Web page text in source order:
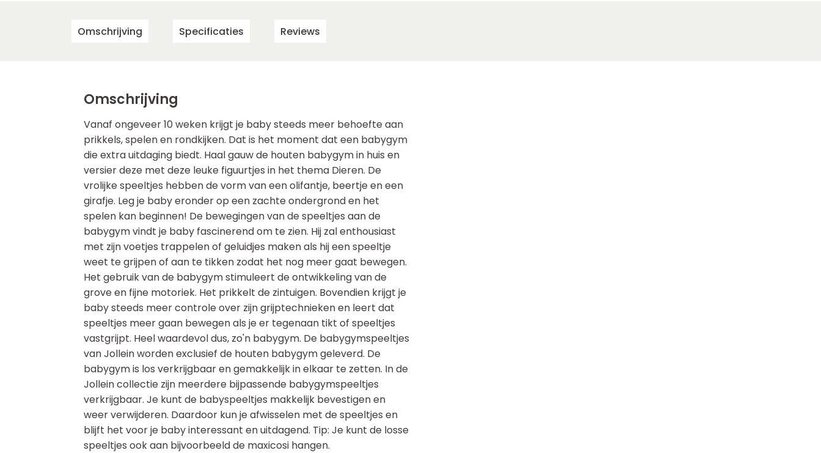
Omschrijving Specificaties Reviews
Omschrijving
Vanaf ongeveer 10 weken krijgt je baby steeds meer behoefte aan
prikkels, spelen en rondkijken. Dat is het moment dat een babygym
die extra uitdaging biedt. Haal gauw de houten babygym in huis en
versier deze met deze leuke figuurtjes in het thema Dieren. De
vrolijke speeltjes hebben de vorm van een olifantje, beertje en een
girafje. Leg je baby eronder op een zachte ondergrond en het
spelen kan beginnen! De bewegingen van de speeltjes aan de
babygym vindt je baby fascinerend om te zien. Hij zal enthousiast
met zijn voetjes trappelen of geluidjes maken als hij een speeltje
weet te grijpen of aan te tikken zodat het nog meer gaat bewegen.
Het gebruik van de babygym stimuleert de ontwikkeling van de
grove en fijne motoriek. Het prikkelt de zintuigen. Bovendien krijgt je
baby steeds meer controle over zijn grijptechnieken en leert dat
speeltjes meer gaan bewegen als je er tegenaan tikt of speeltjes
vastgrijpt. Heel waardevol dus, zo'n babygym. De babygymspeeltjes
van Jollein worden exclusief de houten babygym geleverd. De
babygym is los verkrijgbaar en gemakkelijk in elkaar te zetten. In de
Jollein collectie zijn meerdere bijpassende babygymspeeltjes
verkrijgbaar. Je kunt de babyspeeltjes makkelijk bevestigen en
weer verwijderen. Daardoor kun je afwisselen met de speeltjes en
blijft het voor je baby interessant en uitdagend. Tip: Je kunt de losse
speeltjes ook aan bijvoorbeeld de maxicosi hangen.